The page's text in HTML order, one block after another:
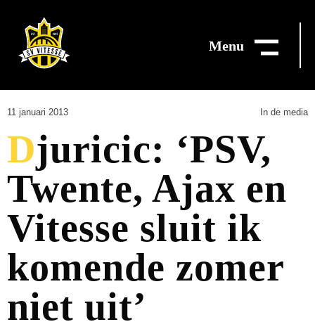
Menu
11 januari 2013 In de media
Djuricic: ‘PSV,
Twente, Ajax en
Vitesse sluit ik
komende zomer
niet uit’